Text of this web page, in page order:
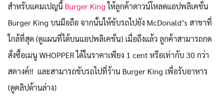
สำหรับแคมเปญนี้ Burger Kingให้ลูกค้าดาวน์โหลดแอปพลิเคชั่น
Burger King บนมือถือ จากนั้นให้ขับรถไปยัง McDonald’s สาขาที่
ใกล้ที่สุด (ดูแผนที่ได้บนแอปพลิเคชั่น) เมื่อถึงแล้ว ลูกค้าสามารถกด
สั่งซื้อเมนู WHOPPER ได้ในราคาเพียง 1 cent หรือเท่ากับ 30 กว่า
สตางค์!! และสามารถขับรถไปที่ร้าน Burger King เพื่อรับอาหาร
(ดูคลิปด้านล่าง)